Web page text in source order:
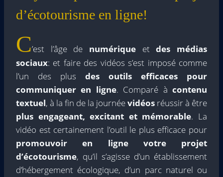
d’écotourisme en ligne!
C’est l’âge de numérique etdes médias
sociaux: et faire des vidéos s’est imposé comme
l’un des plus des outils efficaces pour
communiquer en ligne. Comparé àcontenu
textuel, à la fin de la journéevidéos réussir à être
plus engageant, excitant et mémorable. La
vidéo est certainement l’outil le plus efficace pour
promouvoir en ligne votre projet
d’écotourisme, qu’il s’agisse d’un établissement
d’hébergement écologique, d’un parc naturel ou